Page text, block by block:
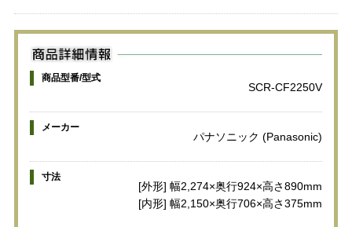
商品型番/型式
SCR-CF2250V
メーカー
パナソニック (Panasonic)
寸法
[外形] 幅2,274×奥行924×高さ890mm
[内形] 幅2,150×奥行706×高さ375mm